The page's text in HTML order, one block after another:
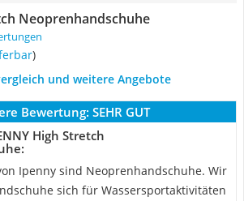
Neoprenhandschuhe
)
und weitere Angebote
Bewertung: SEHR GUT
High Stretch
Ipenny sind Neoprenhandschuhe. Wir
sich für Wassersportaktivitäten